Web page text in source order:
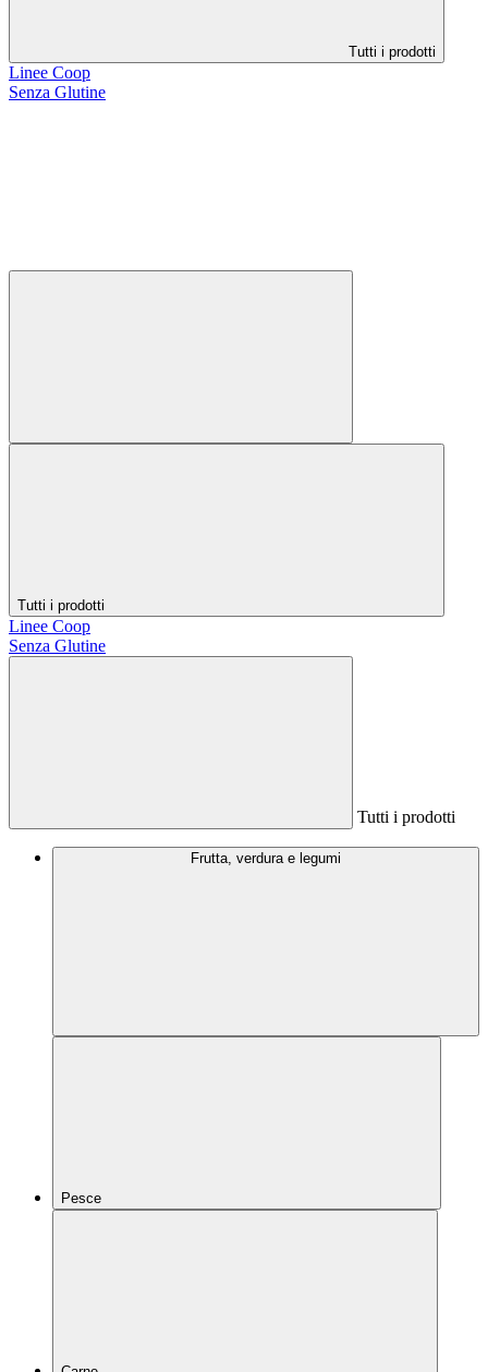
Tutti i prodotti
Linee Coop
Senza Glutine
Tutti i prodotti
Linee Coop
Senza Glutine
Tutti i prodotti
Frutta, verdura e legumi
Pesce